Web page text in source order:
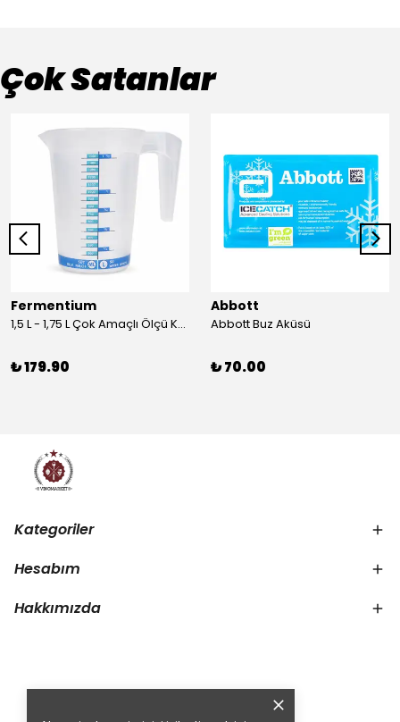
Çok Satanlar
Fermentium
1,5 L - 1,75 L Çok Amaçlı Ölçü Kabı PlastArt
₺ 179.90
Abbott
Abbott Buz Aküsü
₺ 70.00
Kategoriler
Hesabım
Hakkımızda